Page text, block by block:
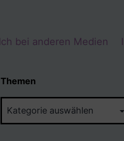
Ich bei anderen Medien
Themen